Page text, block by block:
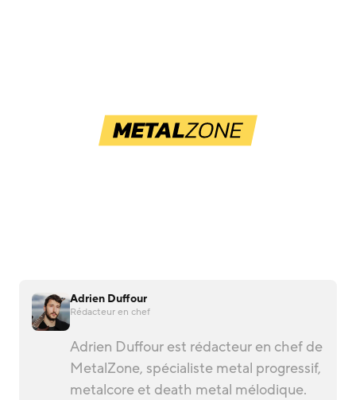
Adrien Duffour
Rédacteur en chef
Adrien Duffour est rédacteur en chef de
MetalZone, spécialiste metal progressif,
metalcore et death metal mélodique.